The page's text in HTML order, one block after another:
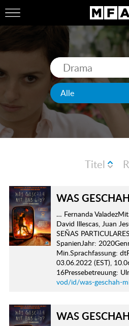
Titel
WAS
… Fernanda
David Illescas, Juan
SEÑAS
SpanienJahr:
Min.Sprachfassung:
03.06.2022 (EST),
16Pressebetreuung:
vod/id/was-geschah-
WAS